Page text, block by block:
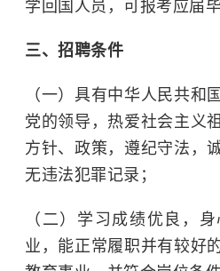
学回国人员，可报考应届
三、招聘条件
（一）具有中华人民共和
党的领导，热爱社会主义
方针、政策，遵纪守法，
无违法犯罪记录；
（二）学习成绩优良，
业，能正常履职并有较好